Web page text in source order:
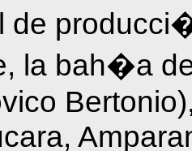
de
la bah�a